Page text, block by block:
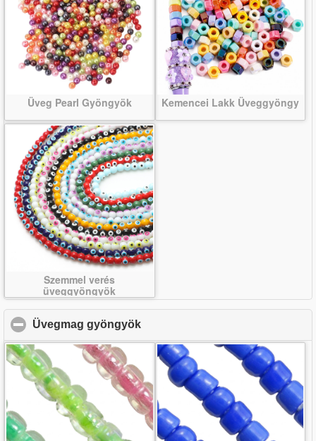
Üveg Pearl Gyöngyök Kemencei Lakk Üveggyöngy
Szemmel verés
üveggyöngyök
Üvegmag gyöngyök